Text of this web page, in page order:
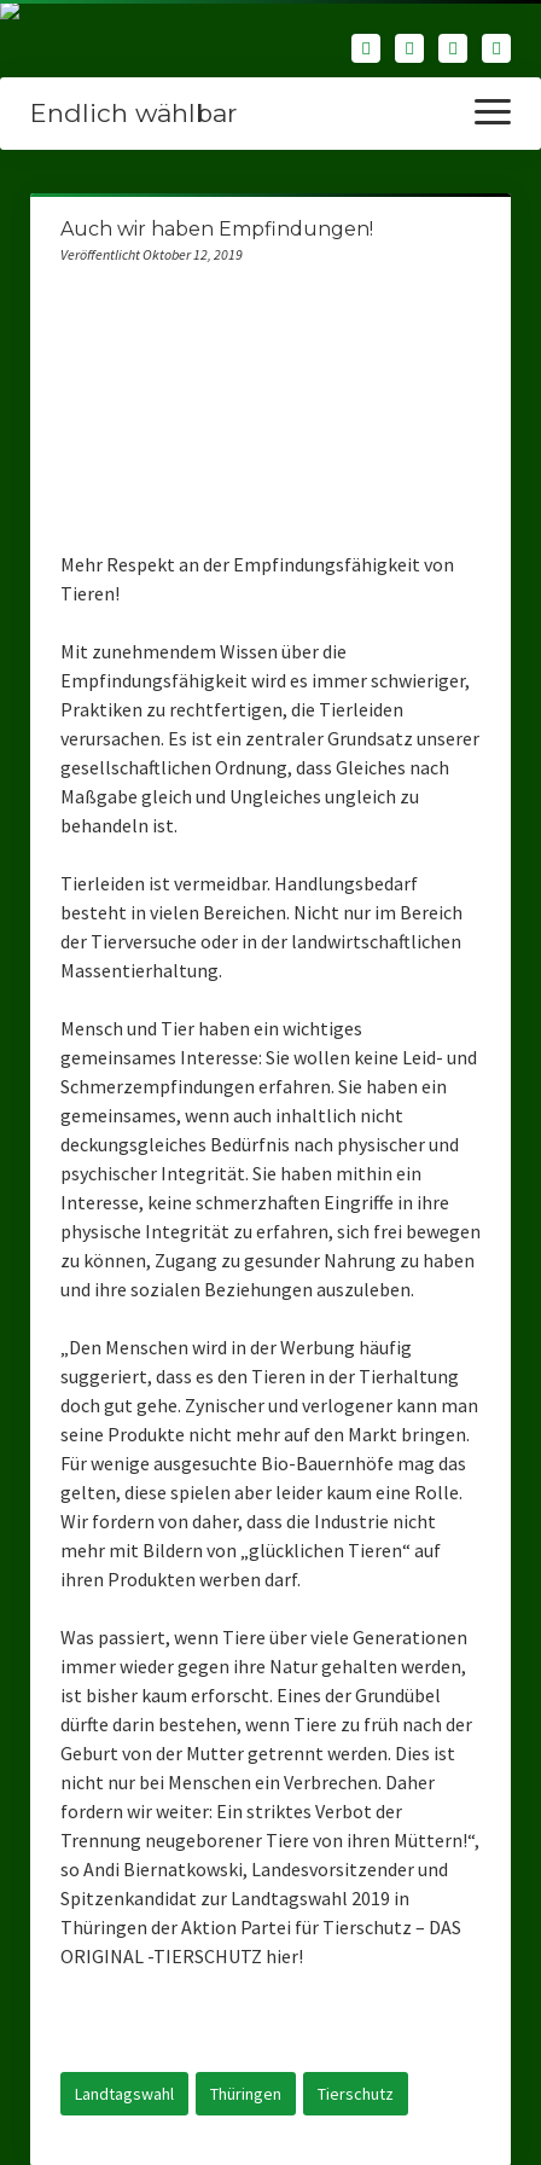
Endlich wählbar
Menü
öffnen
Startseite
Wir über uns
Kreisverband Neuss
Kreisverband Erkrath
Kreisverband Solingen
Kreisverband Duisburg
Kreisverband Gelsenkirchen
Landesverbände
Landesverband Thüringen
Landesverband Sachsen-Anhalt
Landesverband Sachsen
Landesverband Schleswig-Holstein
Landesverband Mecklenburg-Vorpommern
Landesverband Berlin
Kommunale Gremien
Ratsfraktion Tierschutz Aktiv Neuss Jetzt!
Ratsgruppe Freie Wähler Tierschutz PARTEI Düsseldorf
Ratsgruppe Tierschutz / DAL-WGD Duisburg
Ratsgruppe DKP / TIERSCHUTZ Bottrop
Wahlen
Kommunalwahl Nordrhein-Westfalen 2025
Unsere Oberbürgermeister-Kandidaten
Unsere Kandidaten für Duisburg
Europawahl 2024
Landtagswahl Berlin 2021/23
Auch wir haben Empfindungen!
Veröffentlicht Oktober 12, 2019
Mehr Respekt an der Empfindungsfähigkeit von
Tieren!
Mit zunehmendem Wissen über die
Empfindungsfähigkeit wird es immer schwieriger,
Praktiken zu rechtfertigen, die Tierleiden
verursachen. Es ist ein zentraler Grundsatz unserer
gesellschaftlichen Ordnung, dass Gleiches nach
Maßgabe gleich und Ungleiches ungleich zu
behandeln ist.
Tierleiden ist vermeidbar. Handlungsbedarf
besteht in vielen Bereichen. Nicht nur im Bereich
der Tierversuche oder in der landwirtschaftlichen
Massentierhaltung.
Mensch und Tier haben ein wichtiges
gemeinsames Interesse: Sie wollen keine Leid- und
Schmerzempfindungen erfahren. Sie haben ein
gemeinsames, wenn auch inhaltlich nicht
deckungsgleiches Bedürfnis nach physischer und
psychischer Integrität. Sie haben mithin ein
Interesse, keine schmerzhaften Eingriffe in ihre
physische Integrität zu erfahren, sich frei bewegen
zu können, Zugang zu gesunder Nahrung zu haben
und ihre sozialen Beziehungen auszuleben.
„Den Menschen wird in der Werbung häufig
suggeriert, dass es den Tieren in der Tierhaltung
doch gut gehe. Zynischer und verlogener kann man
seine Produkte nicht mehr auf den Markt bringen.
Für wenige ausgesuchte Bio-Bauernhöfe mag das
gelten, diese spielen aber leider kaum eine Rolle.
Wir fordern von daher, dass die Industrie nicht
mehr mit Bildern von „glücklichen Tieren“ auf
ihren Produkten werben darf.
Was passiert, wenn Tiere über viele Generationen
immer wieder gegen ihre Natur gehalten werden,
ist bisher kaum erforscht. Eines der Grundübel
dürfte darin bestehen, wenn Tiere zu früh nach der
Geburt von der Mutter getrennt werden. Dies ist
nicht nur bei Menschen ein Verbrechen. Daher
fordern wir weiter: Ein striktes Verbot der
Trennung neugeborener Tiere von ihren Müttern!“,
so Andi Biernatkowski, Landesvorsitzender und
Spitzenkandidat zur Landtagswahl 2019 in
Thüringen der Aktion Partei für Tierschutz – DAS
ORIGINAL -TIERSCHUTZ hier!
Landtagswahl Thüringen Tierschutz